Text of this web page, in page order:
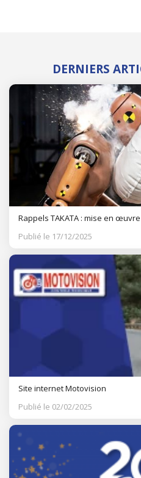
DERNIERS
Rappels TAKATA : mise en
Publié le 17/12/2025
Site internet Motovision
Publié le 02/02/2025